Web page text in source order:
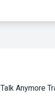
Anymore